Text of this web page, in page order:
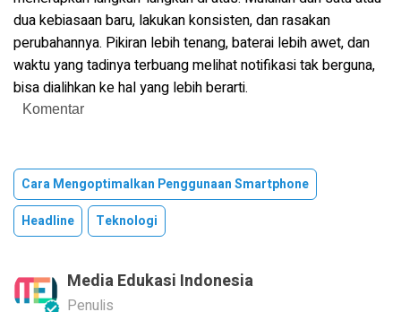
dua kebiasaan baru, lakukan konsisten, dan rasakan
perubahannya. Pikiran lebih tenang, baterai lebih awet, dan
waktu yang tadinya terbuang melihat notifikasi tak berguna,
bisa dialihkan ke hal yang lebih berarti.
Komentar
Cara Mengoptimalkan Penggunaan Smartphone
Headline
Teknologi
Media Edukasi Indonesia
Penulis